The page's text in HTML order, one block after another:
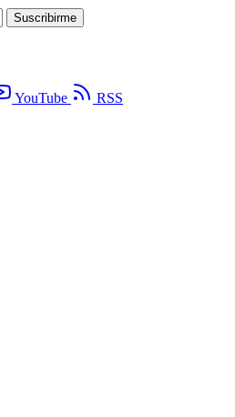
Suscribirme
YouTube RSS